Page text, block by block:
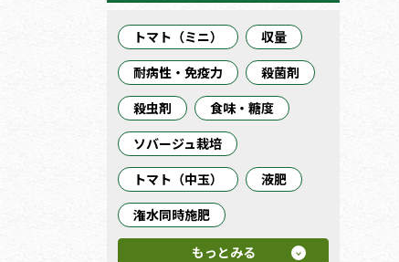
トマト（ミニ）
収量
耐病性・免疫力
殺菌剤
殺虫剤
食味・糖度
ソバージュ栽培
トマト（中玉）
液肥
潅水同時施肥
もっとみる